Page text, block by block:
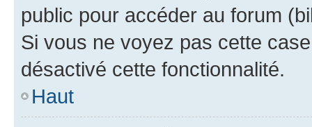
public pour accéder au forum
Si vous ne voyez pas cette
désactivé cette fonctionnalité.
Haut